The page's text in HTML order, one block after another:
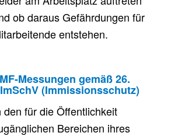
ob daraus Gefährdungen für
entstehen.
Messungen gemäß 26.
(Immissionsschutz)
den für die Öffentlichkeit
Bereichen ihres